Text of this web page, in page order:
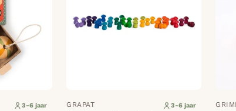
3-6 jaar GRAPAT 3-6 jaar